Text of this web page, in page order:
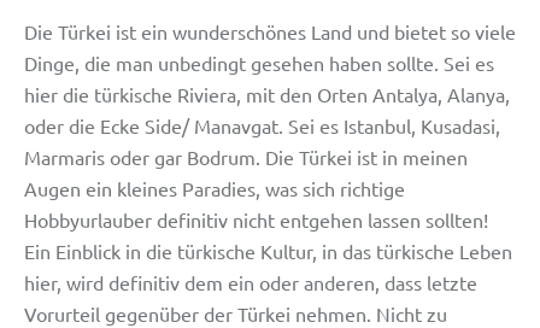
Die Türkei ist ein wunderschönes Land und bietet so viele
Dinge, die man unbedingt gesehen haben sollte. Sei es
hier die türkische Riviera, mit den Orten Antalya, Alanya,
oder die Ecke Side/ Manavgat. Sei es Istanbul, Kusadasi,
Marmaris oder gar Bodrum. Die Türkei ist in meinen
Augen ein kleines Paradies, was sich richtige
Hobbyurlauber definitiv nicht entgehen lassen sollten!
Ein Einblick in die türkische Kultur, in das türkische Leben
hier, wird definitiv dem ein oder anderen, dass letzte
Vorurteil gegenüber der Türkei nehmen. Nicht zu